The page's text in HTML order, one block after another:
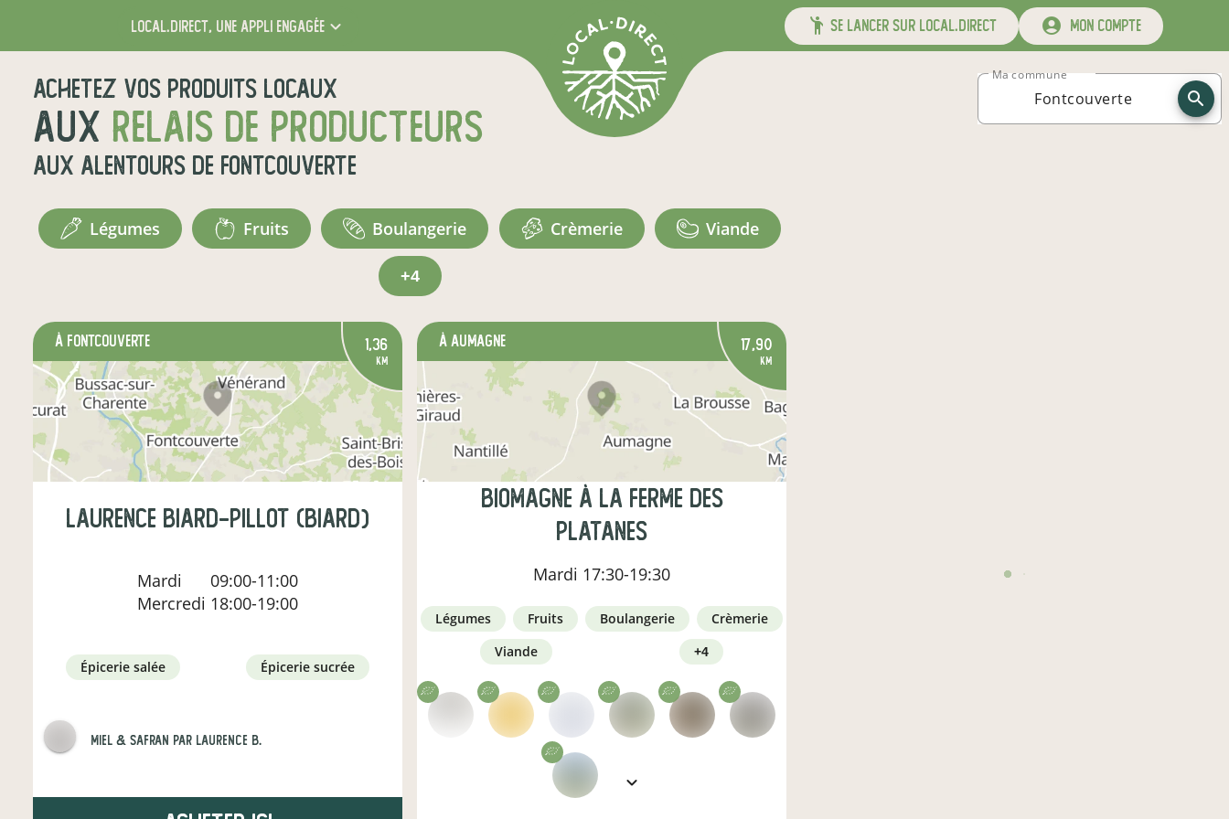
local.direct, une appli engagée se lancer sur local.direct mon compte
Achetez vos produits locaux
aux relais de producteurs
aux alentours de Fontcouverte
Ma commune
légumes fruits boulangerie crèmerie viande
+4
à Fontcouverte 1,36
km
laurence biard-pillot (biard)
Mardi
09:00-11:00
Mercredi 18:00-19:00
épicerie salée épicerie sucrée
Miel & Safran par Laurence B.
à Aumagne 17,90
km
Biomagne à la ferme des
Platanes
Mardi 17:30-19:30
légumes fruits boulangerie
crèmerie
viande
+4